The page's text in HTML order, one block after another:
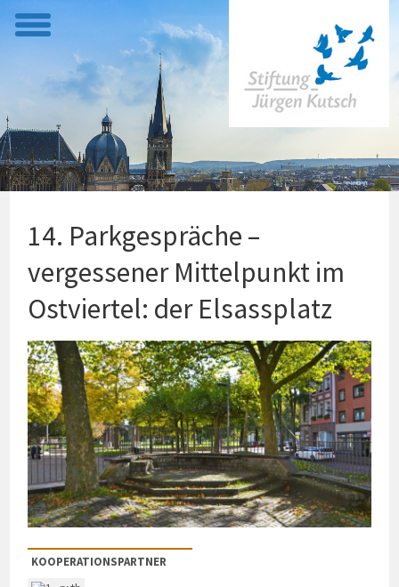
e
m
14. Parkgespräche –
vergessener Mittelpunkt im
Ostviertel: der Elsassplatz
KOOPERATIONSPARTNER